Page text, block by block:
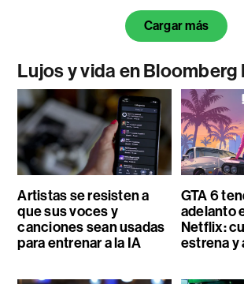
Cargar más
Lujos y vida en Bloomberg
Artistas se resisten a
que sus voces y
canciones sean usadas
para entrenar a la IA
GTA 6
adelanto
Netflix:
estrena y